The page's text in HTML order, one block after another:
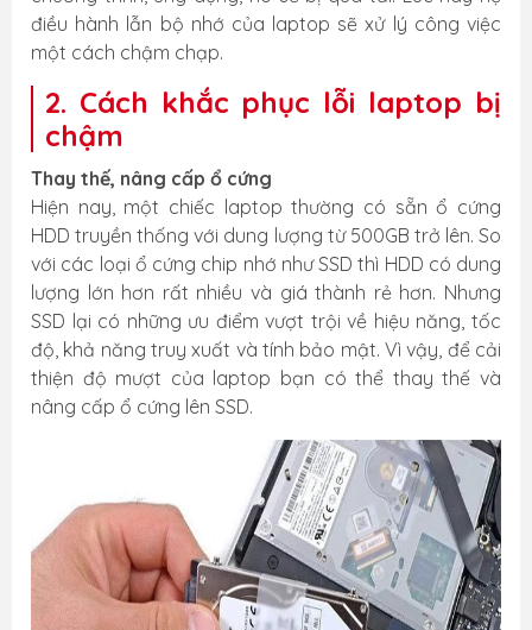
điều hành lẫn bộ nhớ của laptop sẽ xử lý công việc
một cách chậm chạp.
2. Cách khắc phục lỗi laptop bị
chậm
Thay thế, nâng cấp ổ cứng
Hiện nay, một chiếc laptop thường có sẵn ổ cứng
HDD truyền thống với dung lượng từ 500GB trở lên. So
với các loại ổ cứng chip nhớ như SSD thì HDD có dung
lượng lớn hơn rất nhiều và giá thành rẻ hơn. Nhưng
SSD lại có những ưu điểm vượt trội về hiệu năng, tốc
độ, khả năng truy xuất và tính bảo mật. Vì vậy, để cải
thiện độ mượt của laptop bạn có thể thay thế và
nâng cấp ổ cứng lên SSD.